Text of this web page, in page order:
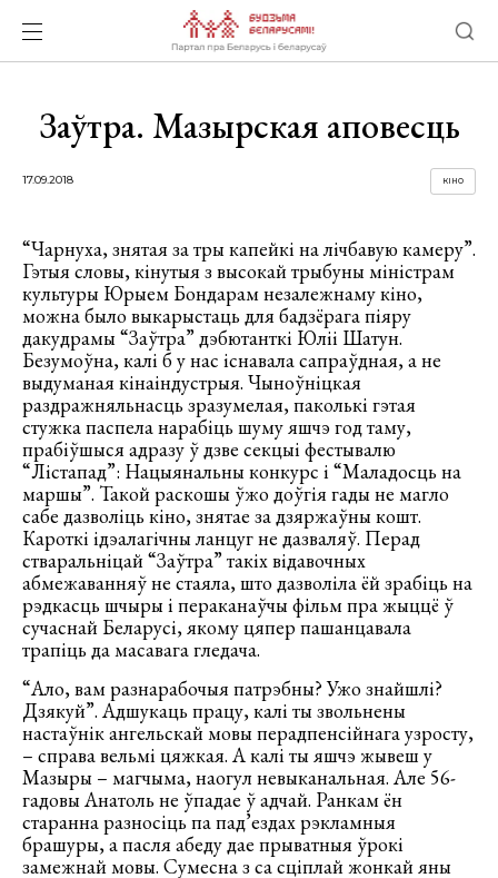
Заўтра. Мазырская аповесць
17.09.2018 КІНО
“Чарнуха, знятая за тры капейкі на лічбавую камеру”.
Гэтыя словы, кінутыя з высокай трыбуны міністрам
культуры Юрыем Бондарам незалежнаму кіно,
можна было выкарыстаць для бадзёрага піяру
дакудрамы “Заўтра” дэбютанткі Юліі Шатун.
Безумоўна, калі б у нас існавала сапраўдная, а не
выдуманая кінаіндустрыя. Чыноўніцкая
раздражняльнасць зразумелая, паколькі гэтая
стужка паспела нарабіць шуму яшчэ год таму,
прабіўшыся адразу ў дзве секцыі фестывалю
“Лістапад”: Нацыянальны конкурс і “Маладосць на
маршы”. Такой раскошы ўжо доўгія гады не магло
сабе дазволіць кіно, знятае за дзяржаўны кошт.
Кароткі ідэалагічны ланцуг не дазваляў. Перад
стваральніцай “Заўтра” такіх відавочных
абмежаванняў не стаяла, што дазволіла ёй зрабіць на
рэдкасць шчыры і пераканаўчы фільм пра жыццё ў
сучаснай Беларусі, якому цяпер пашанцавала
трапіць да масавага гледача.
“Ало, вам разнарабочыя патрэбны? Ужо знайшлі?
Дзякуй”. Адшукаць працу, калі ты звольнены
настаўнік ангельскай мовы перадпенсійнага узросту,
– справа вельмі цяжкая. А калі ты яшчэ жывеш у
Мазыры – магчыма, наогул невыканальная. Але 56-
гадовы Анатоль не ўпадае ў адчай. Ранкам ён
старанна разносіць па пад’ездах рэкламныя
брашуры, а пасля абеду дае прыватныя ўрокі
замежнай мовы. Сумесна з са сціплай жонкай яны